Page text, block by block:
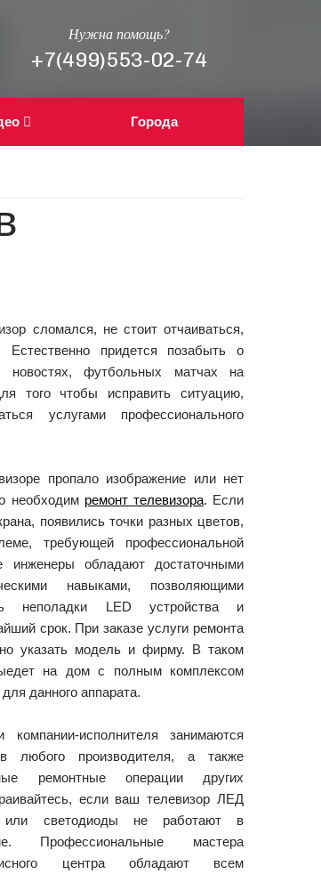
Нужна помощь?
+7(499)553-02-74
Города
сломался, не стоит отчаиваться,
придется позабыть о
новостях, футбольных матчах на
того чтобы исправить ситуацию,
услугами профессионального
пропало изображение или нет
необходим ремонт телевизора. Если
появились точки разных цветов,
требующей профессиональной
инженеры обладают достаточными
навыками, позволяющими
неполадки LED устройства и
срок. При заказе услуги ремонта
указать модель и фирму. В таком
на дом с полным комплексом
данного аппарата.
компании-исполнителя занимаются
любого производителя, а также
ремонтные операции других
если ваш телевизор ЛЕД
или светодиоды не работают в
Профессиональные мастера
центра обладают всем